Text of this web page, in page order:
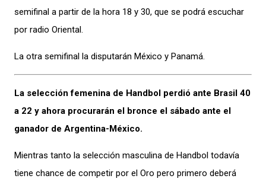
semifinal a partir de la hora 18 y 30, que se podrá escuchar
por radio Oriental.
La otra semifinal la disputarán México y Panamá.
La selección femenina de Handbol perdió ante Brasil 40
a 22 y ahora procurarán el bronce el sábado ante el
ganador de Argentina-México.
Mientras tanto la selección masculina de Handbol todavía
tiene chance de competir por el Oro pero primero deberá